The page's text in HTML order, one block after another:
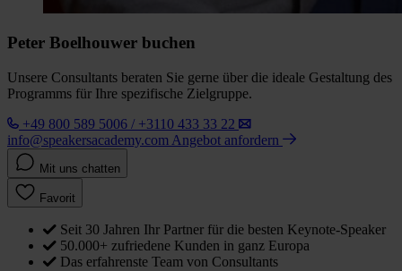
Peter Boelhouwer buchen
Unsere Consultants beraten Sie gerne über die ideale Gestaltung des
Programms für Ihre spezifische Zielgruppe.
+49 800 589 5006 / +3110 433 33 22
info@speakersacademy.com Angebot anfordern
Mit uns chatten
Favorit
Seit 30 Jahren Ihr Partner für die besten Keynote-Speaker
50.000+ zufriedene Kunden in ganz Europa
Das erfahrenste Team von Consultants